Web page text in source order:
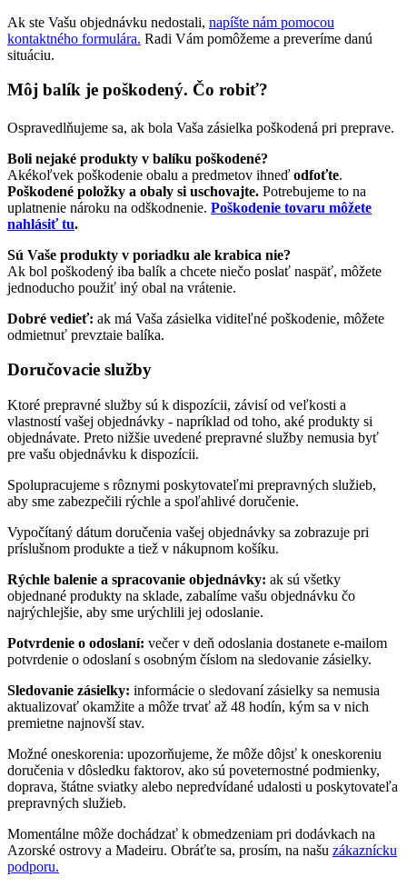
Ak ste Vašu objednávku nedostali, napíšte nám pomocou
kontaktného formulára. Radi Vám pomôžeme a preveríme danú
situáciu.
Môj balík je poškodený. Čo robiť?
Ospravedlňujeme sa, ak bola Vaša zásielka poškodená pri preprave.
Boli nejaké produkty v balíku poškodené?
Akékoľvek poškodenie obalu a predmetov ihneď odfoťte.
Poškodené položky a obaly si uschovajte. Potrebujeme to na
uplatnenie nároku na odškodnenie. Poškodenie tovaru môžete
nahlásiť tu.
Sú Vaše produkty v poriadku ale krabica nie?
Ak bol poškodený iba balík a chcete niečo poslať naspäť, môžete
jednoducho použiť iný obal na vrátenie.
Dobré vedieť: ak má Vaša zásielka viditeľné poškodenie, môžete
odmietnuť prevztaie balíka.
Doručovacie služby
Ktoré prepravné služby sú k dispozícii, závisí od veľkosti a
vlastností vašej objednávky - napríklad od toho, aké produkty si
objednávate. Preto nižšie uvedené prepravné služby nemusia byť
pre vašu objednávku k dispozícii.
Spolupracujeme s rôznymi poskytovateľmi prepravných služieb,
aby sme zabezpečili rýchle a spoľahlivé doručenie.
Vypočítaný dátum doručenia vašej objednávky sa zobrazuje pri
príslušnom produkte a tiež v nákupnom košíku.
Rýchle balenie a spracovanie objednávky: ak sú všetky
objednané produkty na sklade, zabalíme vašu objednávku čo
najrýchlejšie, aby sme urýchlili jej odoslanie.
Potvrdenie o odoslaní: večer v deň odoslania dostanete e-mailom
potvrdenie o odoslaní s osobným číslom na sledovanie zásielky.
Sledovanie zásielky: informácie o sledovaní zásielky sa nemusia
aktualizovať okamžite a môže trvať až 48 hodín, kým sa v nich
premietne najnovší stav.
Možné oneskorenia: upozorňujeme, že môže dôjsť k oneskoreniu
doručenia v dôsledku faktorov, ako sú poveternostné podmienky,
doprava, štátne sviatky alebo nepredvídané udalosti u poskytovateľa
prepravných služieb.
Momentálne môže dochádzať k obmedzeniam pri dodávkach na
Azorské ostrovy a Madeiru. Obráťte sa, prosím, na našu zákaznícku
podporu.